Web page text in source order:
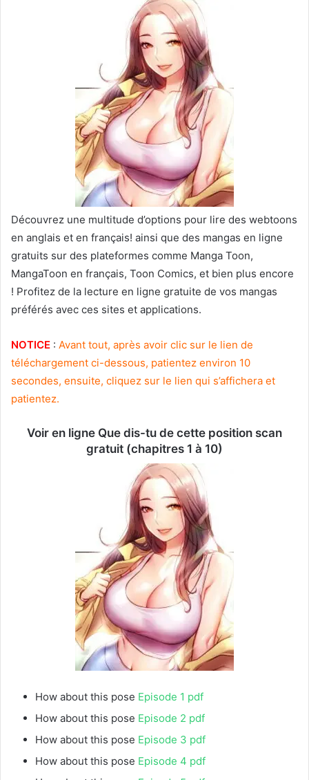
Découvrez une multitude d’options pour lire des webtoons
en anglais et en français! ainsi que des mangas en ligne
gratuits sur des plateformes comme Manga Toon,
MangaToon en français, Toon Comics, et bien plus encore
! Profitez de la lecture en ligne gratuite de vos mangas
préférés avec ces sites et applications.
NOTICE : Avant tout, après avoir clic sur le lien de
téléchargement ci-dessous, patientez environ 10
secondes, ensuite, cliquez sur le lien qui s’affichera et
patientez.
Voir en ligne Que dis-tu de cette position scan
gratuit (chapitres 1 à 10)
How about this pose Episode 1 pdf
How about this pose Episode 2 pdf
How about this pose Episode 3 pdf
How about this pose Episode 4 pdf